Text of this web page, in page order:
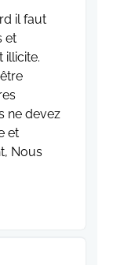
il faut
et
illicite.
ne devez
et
Nous